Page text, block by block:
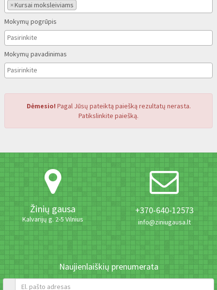
×Kursai moksleiviams
Mokymų pogrūpis
Mokymų pavadinimas
Dėmesio! Pagal Jūsų pateiktą paiešką rezultatų nerasta.
Patikslinkite paiešką.
Žinių gausa
Kalvarijų g. 2-5 Vilnius
+370-640-12573
info@ziniugausa.lt
Naujienlaiškių prenumerata